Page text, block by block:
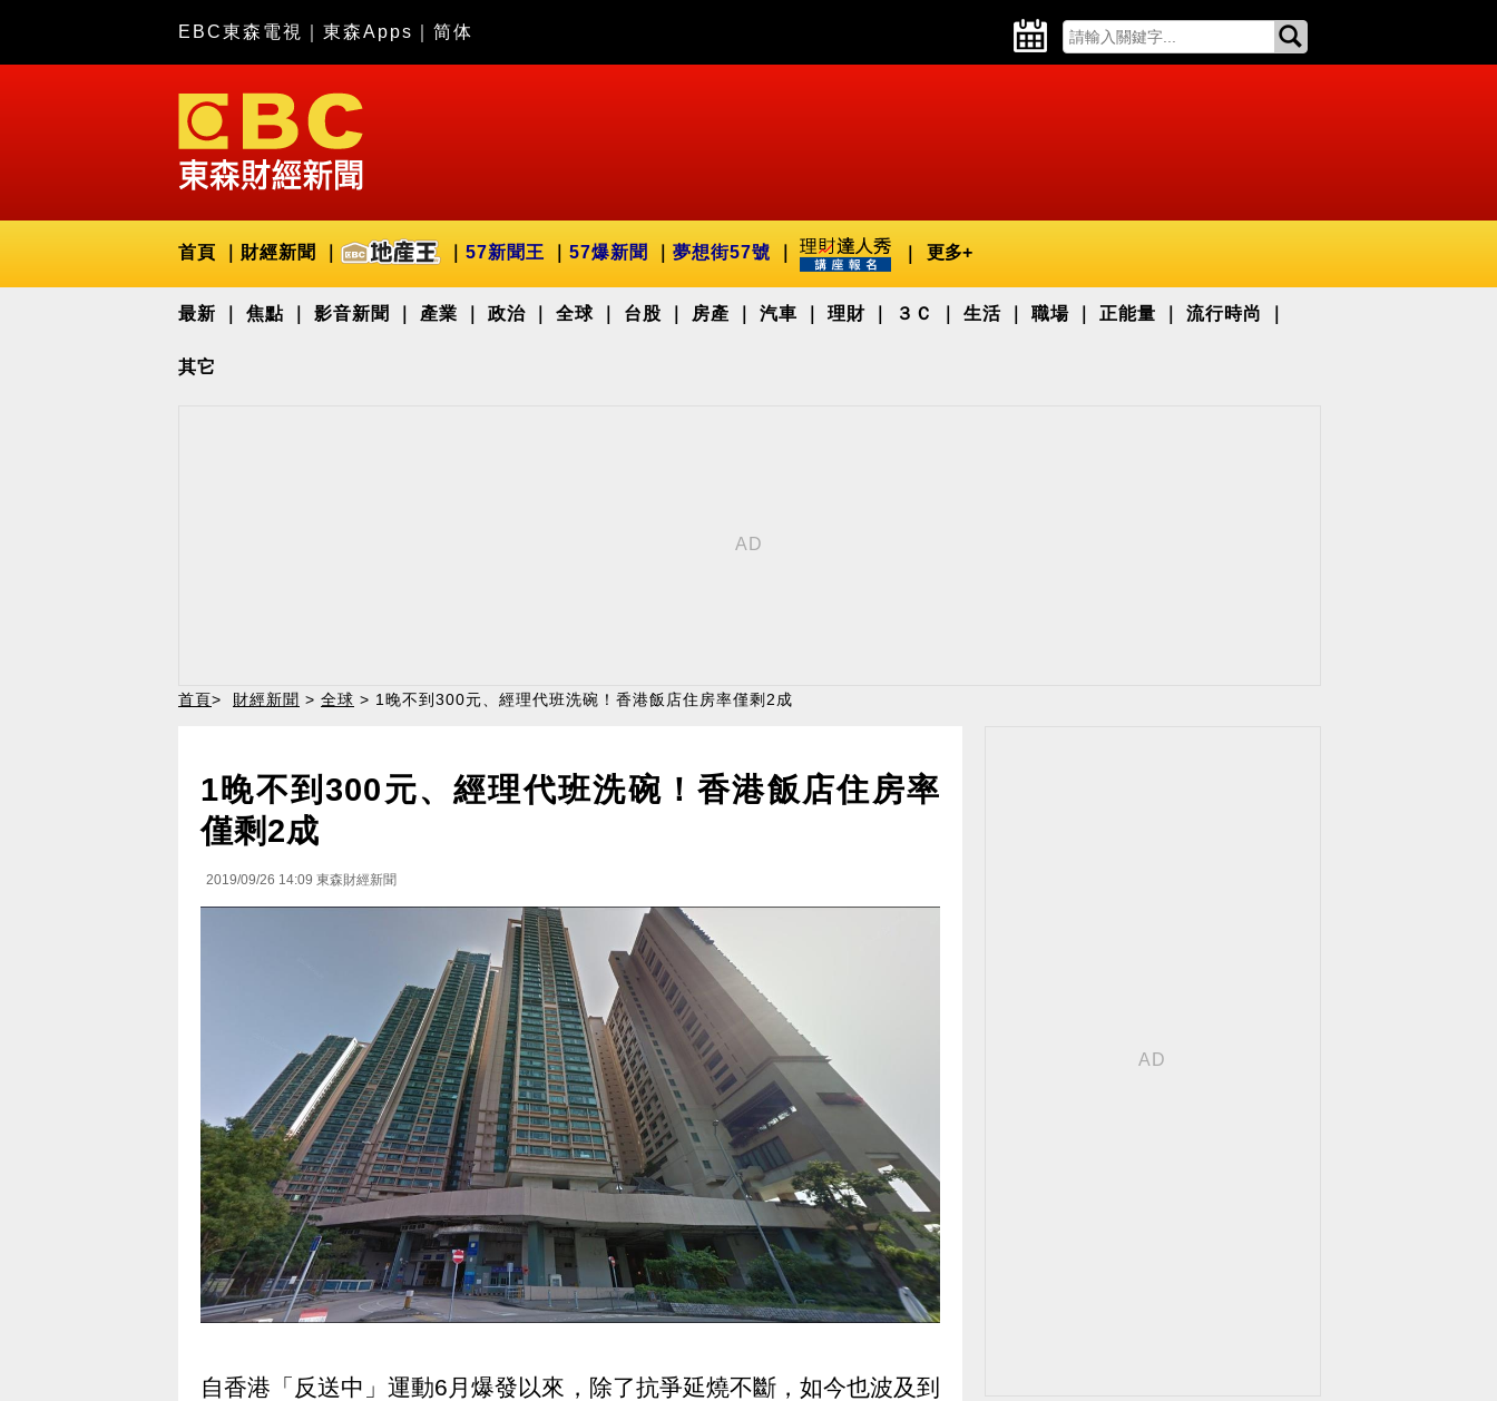
EBC東森電視 東森Apps 简体
首頁 財經新聞 57新聞王 57爆新聞 夢想街57號 更多+
最新 焦點 影音新聞 產業 政治 全球 台股 房產 汽車 理財 ３Ｃ 生活 職場 正能量 流行時尚
其它
首頁> 財經新聞 > 全球 > 1晚不到300元、經理代班洗碗！香港飯店住房率僅剩2成
1晚不到300元、經理代班洗碗！香港飯店住房率
僅剩2成
2019/09/26 14:09 東森財經新聞
自香港「反送中」運動6月爆發以來，除了抗爭延燒不斷，如今也波及到